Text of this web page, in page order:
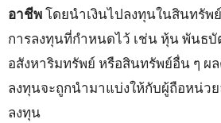
อาชีพโดยนำเงินไปลงทุนในสินทรัพ
การลงทุนที่กำหนดไว้ เช่น หุ้น พันธบั
อสังหาริมทรัพย์ หรือสินทรัพย์อื่น ๆ ผ
ลงทุนจะถูกนำมาแบ่งให้กับผู้ถือหน่ว
ลงทุน